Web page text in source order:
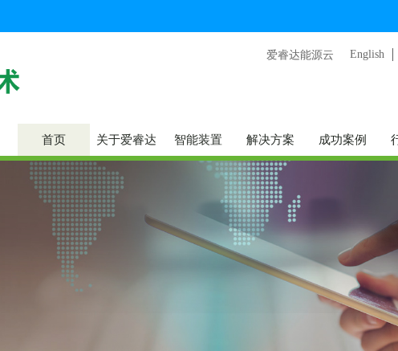
爱睿达能源云 English
首页 关于爱睿达 智能装置 解决方案 成功案例